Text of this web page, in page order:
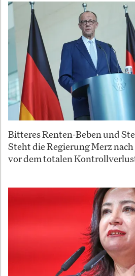
Bitteres Renten-Beben und
Steht die Regierung Merz
vor dem totalen